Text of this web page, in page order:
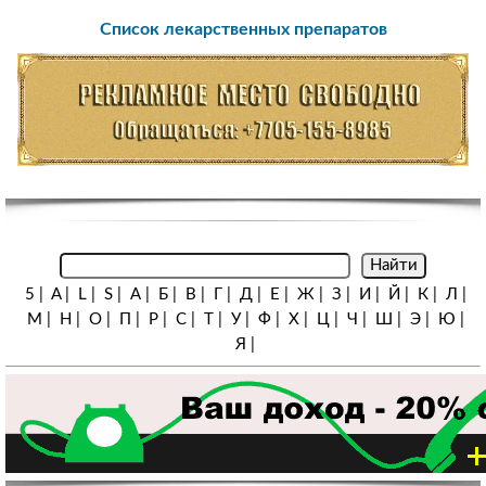
Список лекарственных препаратов
5 A| L| S| А| Б| В Д| Е Ж| З И Й К| Л
М
Н О| Р| С| У| Ф| Х| Ц| Ч Ш Э| Ю
Я